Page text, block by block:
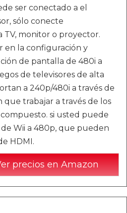
ser conectado a el
sólo conecte
TV, monitor o proyector.
en la configuración y
de pantalla de 480i a
de televisores de alta
a 240p/480i a través de
que trabajar a través de los
si usted puede
Wii a 480p, que pueden
HDMI.
precios en Amazon